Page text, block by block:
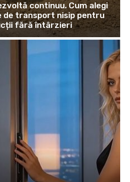
continuu. Cum alegi
de transport nisip pentru
fără întârzieri